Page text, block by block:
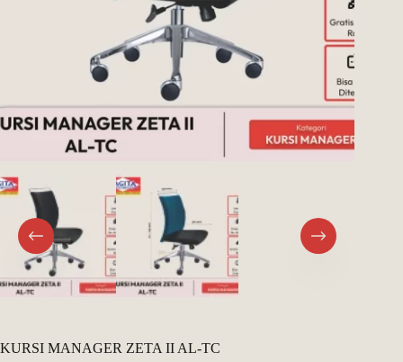
Get New Password
← Back to login
KURSI MANAGER ZETA II AL-TC